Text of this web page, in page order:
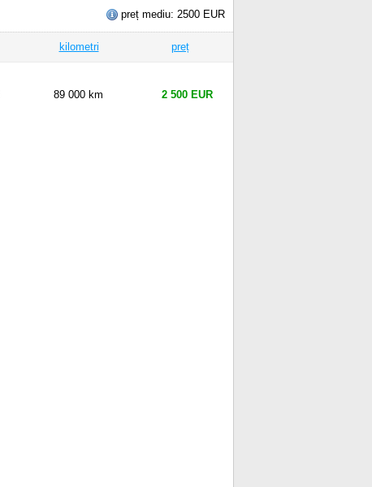
preț mediu: 2500 EUR
kilometri preț
89 000 km 2 500 EUR